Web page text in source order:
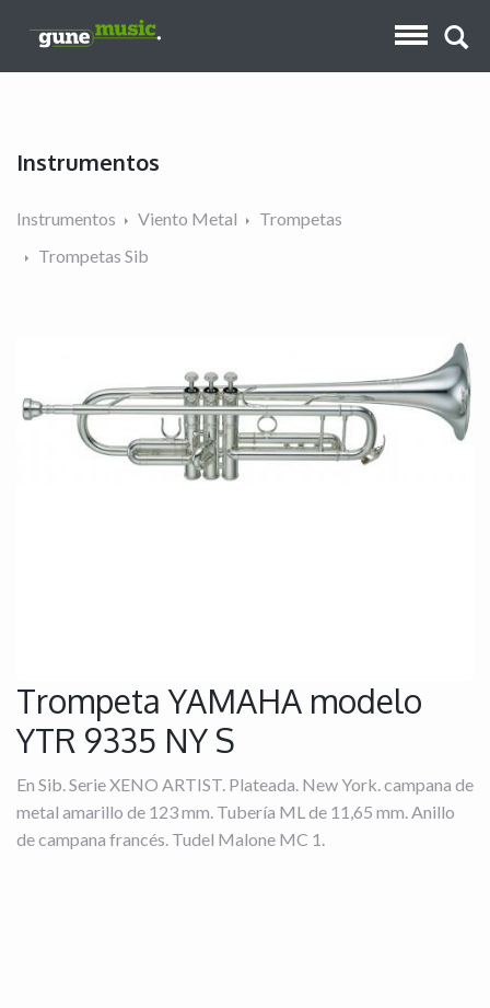
Instrumentos
Instrumentos Viento Metal
Trompetas
Trompetas Sib
Trompeta YAMAHA modelo
YTR 9335 NY S
En Sib. Serie XENO ARTIST. Plateada. New York. campana de
metal amarillo de 123 mm. Tubería ML de 11,65 mm. Anillo
de campana francés. Tudel Malone MC 1.